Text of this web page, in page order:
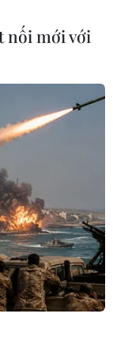
nối mới với